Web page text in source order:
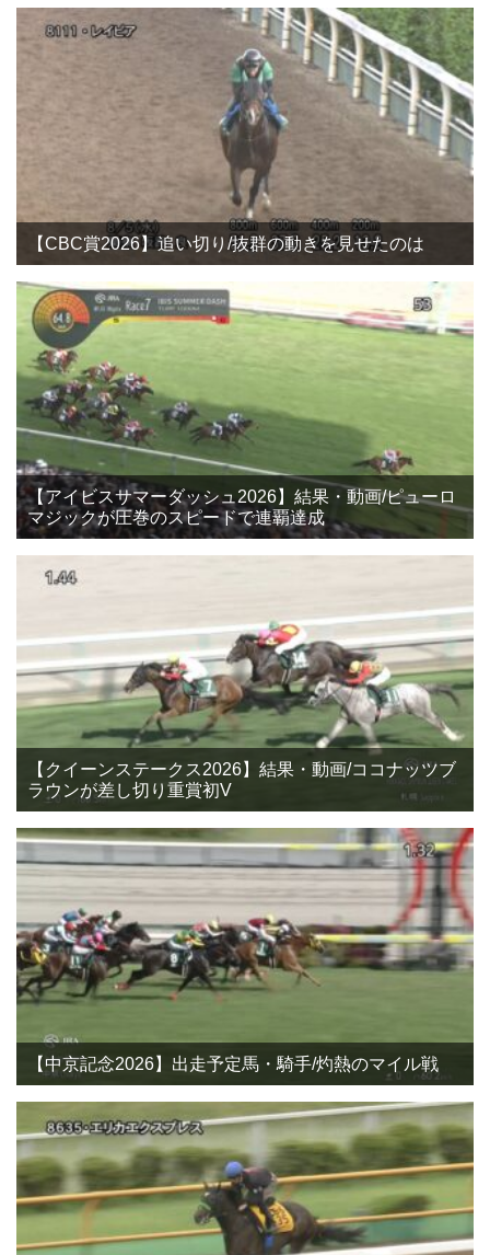
【CBC賞2026】追い切り/抜群の動きを見せたのは
【アイビスサマーダッシュ2026】結果・動画/ピューロ
マジックが圧巻のスピードで連覇達成
【クイーンステークス2026】結果・動画/ココナッツブ
ラウンが差し切り重賞初V
【中京記念2026】出走予定馬・騎手/灼熱のマイル戦